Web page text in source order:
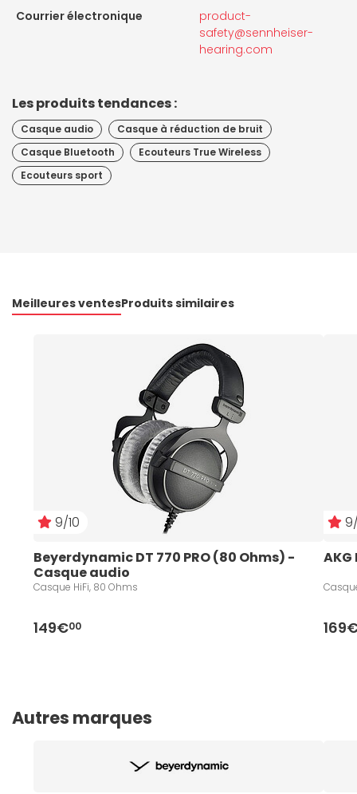
Courrier électronique
product-
safety@sennheiser-
hearing.com
Les produits tendances :
Casque audio
Casque à réduction de bruit
Casque Bluetooth
Ecouteurs True Wireless
Ecouteurs sport
Meilleures ventesProduits similaires
9/10
Beyerdynamic DT 770 PRO (80 Ohms) -
Casque audio
Casque HiFi, 80 Ohms
149€00
Autres marques